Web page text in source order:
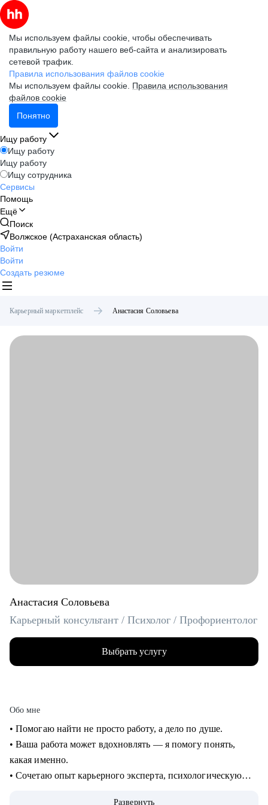
Мы используем файлы cookie, чтобы обеспечивать
правильную работу нашего веб-сайта и анализировать
сетевой трафик.
Правила использования файлов cookie
Мы используем файлы cookie. Правила использования
файлов cookie
Понятно
Ищу работу
Ищу работу
Ищу работу
Ищу сотрудника
Сервисы
Помощь
Ещё
Поиск
Волжское (Астраханская область)
Войти
Войти
Создать резюме
Карьерный маркетплейс Анастасия Соловьева
Анастасия Соловьева
Карьерный консультант / Психолог / Профориентолог
Выбрать услугу
Обо мне
• Помогаю найти не просто работу, а дело по душе.
• Ваша работа может вдохновлять — я помогу понять,
какая именно.
• Сочетаю опыт карьерного эксперта, психологическую
Развернуть